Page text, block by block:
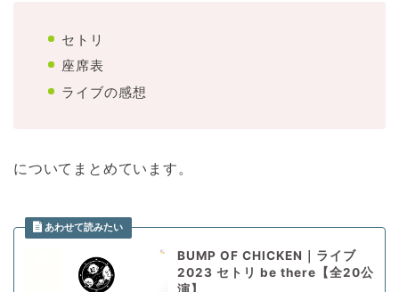
セトリ
座席表
ライブの感想
についてまとめています。
BUMP OF CHICKEN｜ライブ
2023 セトリ be there【全20公